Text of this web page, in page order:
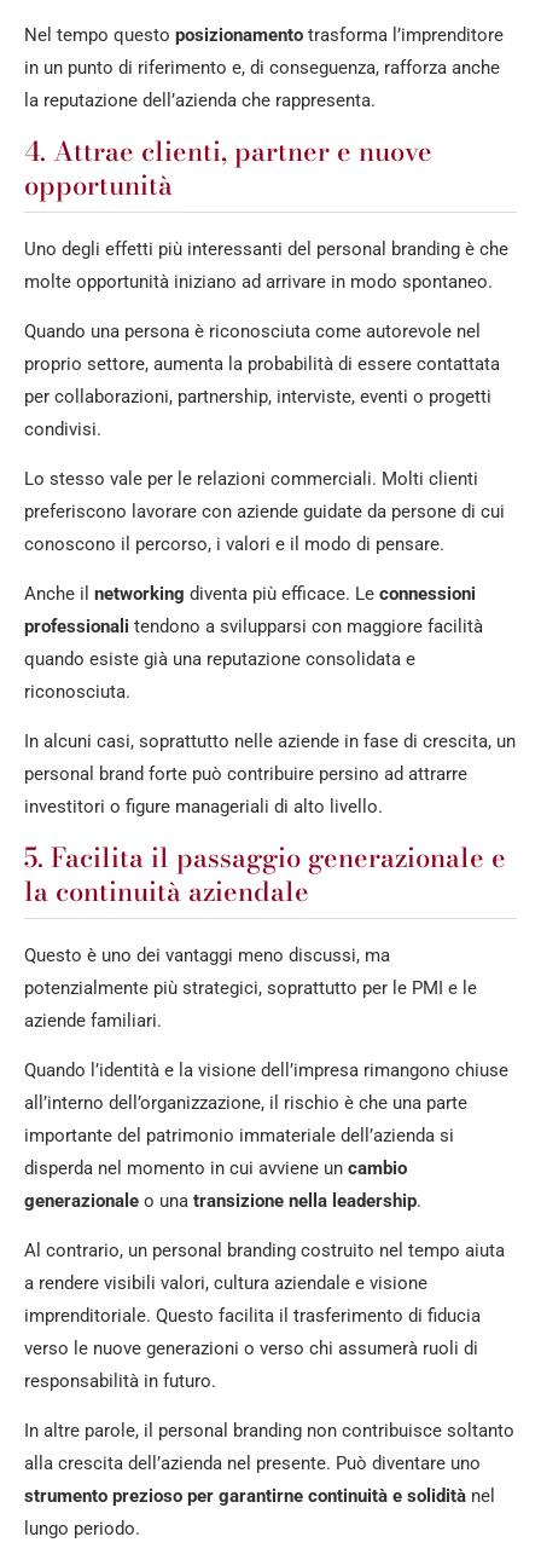
Nel tempo questo posizionamento trasforma l’imprenditore
in un punto di riferimento e, di conseguenza, rafforza anche
la reputazione dell’azienda che rappresenta.
4. Attrae clienti, partner e nuove
opportunità
Uno degli effetti più interessanti del personal branding è che
molte opportunità iniziano ad arrivare in modo spontaneo.
Quando una persona è riconosciuta come autorevole nel
proprio settore, aumenta la probabilità di essere contattata
per collaborazioni, partnership, interviste, eventi o progetti
condivisi.
Lo stesso vale per le relazioni commerciali. Molti clienti
preferiscono lavorare con aziende guidate da persone di cui
conoscono il percorso, i valori e il modo di pensare.
Anche il networking diventa più efficace. Le connessioni
professionali tendono a svilupparsi con maggiore facilità
quando esiste già una reputazione consolidata e
riconosciuta.
In alcuni casi, soprattutto nelle aziende in fase di crescita, un
personal brand forte può contribuire persino ad attrarre
investitori o figure manageriali di alto livello.
5. Facilita il passaggio generazionale e
la continuità aziendale
Questo è uno dei vantaggi meno discussi, ma
potenzialmente più strategici, soprattutto per le PMI e le
aziende familiari.
Quando l’identità e la visione dell’impresa rimangono chiuse
all’interno dell’organizzazione, il rischio è che una parte
importante del patrimonio immateriale dell’azienda si
disperda nel momento in cui avviene un cambio
generazionale o una transizione nella leadership.
Al contrario, un personal branding costruito nel tempo aiuta
a rendere visibili valori, cultura aziendale e visione
imprenditoriale. Questo facilita il trasferimento di fiducia
verso le nuove generazioni o verso chi assumerà ruoli di
responsabilità in futuro.
In altre parole, il personal branding non contribuisce soltanto
alla crescita dell’azienda nel presente. Può diventare uno
strumento prezioso per garantirne continuità e solidità nel
lungo periodo.